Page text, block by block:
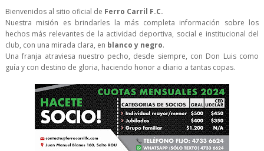
Bienvenidos al sitio oficial de Ferro Carril F.C.
Nuestra misión es brindarles la más completa información sobre los
hechos más relevantes de la actividad deportiva, social e institucional del
club, con una mirada clara, en blanco y negro.
Una franja atraviesa nuestro pecho, desde siempre, con Don Luis como
guía y con destino de gloria, haciendo honor a diario a tantas copas.